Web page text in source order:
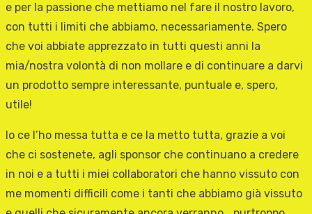
e per la passione che mettiamo nel fare il nostro lavoro,
con tutti i limiti che abbiamo, necessariamente. Spero
che voi abbiate apprezzato in tutti questi anni la
mia/nostra volontà di non mollare e di continuare a darvi
un prodotto sempre interessante, puntuale e, spero,
utile!
Io ce l’ho messa tutta e ce la metto tutta, grazie a voi
che ci sostenete, agli sponsor che continuano a credere
in noi e a tutti i miei collaboratori che hanno vissuto con
me momenti difficili come i tanti che abbiamo già vissuto